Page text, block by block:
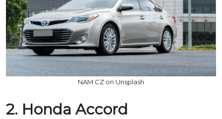
NAM CZ on Unsplash
2. Honda Accord